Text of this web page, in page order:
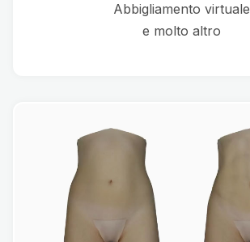
Abbigliamento virtuale
e molto altro